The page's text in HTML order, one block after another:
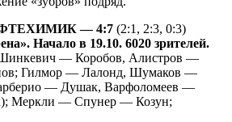
— 4:7 (2:1, 2:3, 0:3)
Начало в 19.10. 6020 зрителей.
— Коробов, Алистров —
Гилмор — Лалонд, Шумаков —
— Душак, Варфоломеев —
Меркли — Спунер — Козун;